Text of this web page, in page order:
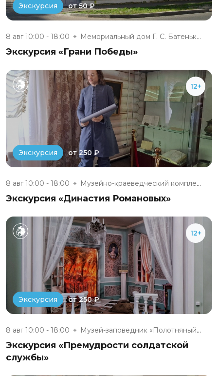
Экскурсия от 50 ₽
8 авг 10:00 - 18:00 Мемориальный дом Г. С. Батеньк...
Экскурсия «Грани Победы»
12+
Экскурсия от 250 ₽
8 авг 10:00 - 18:00 Музейно-краеведческий комплекс...
Экскурсия «Династия Романовых»
12+
Экскурсия от 250 ₽
8 авг 10:00 - 18:00 Музей-заповедник «Полотняный З...
Экскурсия «Премудрости солдатской
службы»